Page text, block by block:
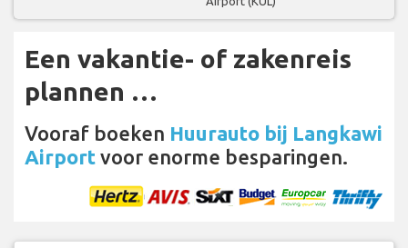
Een vakantie- of zakenreis
plannen …
Vooraf boeken Huurauto bij Langkawi
Airport voor enorme besparingen.